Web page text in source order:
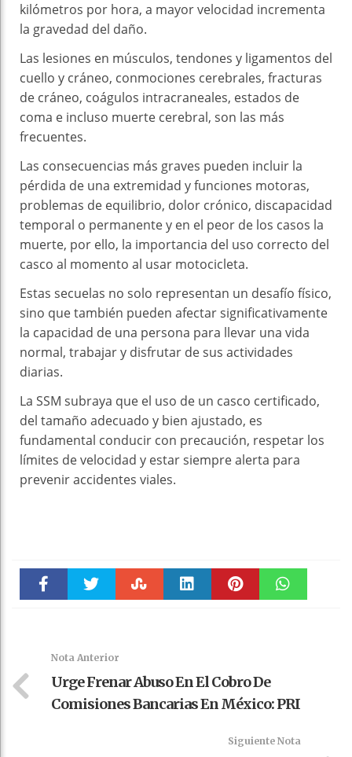
kilómetros por hora, a mayor velocidad incrementa
la gravedad del daño.
Las lesiones en músculos, tendones y ligamentos del
cuello y cráneo, conmociones cerebrales, fracturas
de cráneo, coágulos intracraneales, estados de
coma e incluso muerte cerebral, son las más
frecuentes.
Las consecuencias más graves pueden incluir la
pérdida de una extremidad y funciones motoras,
problemas de equilibrio, dolor crónico, discapacidad
temporal o permanente y en el peor de los casos la
muerte, por ello, la importancia del uso correcto del
casco al momento al usar motocicleta.
Estas secuelas no solo representan un desafío físico,
sino que también pueden afectar significativamente
la capacidad de una persona para llevar una vida
normal, trabajar y disfrutar de sus actividades
diarias.
La SSM subraya que el uso de un casco certificado,
del tamaño adecuado y bien ajustado, es
fundamental conducir con precaución, respetar los
límites de velocidad y estar siempre alerta para
prevenir accidentes viales.
Nota Anterior
Urge Frenar Abuso En El Cobro De
Comisiones Bancarias En México: PRI
Siguiente Nota